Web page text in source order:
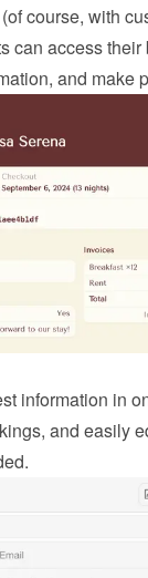
course, with
can access
and make
information in
and easily